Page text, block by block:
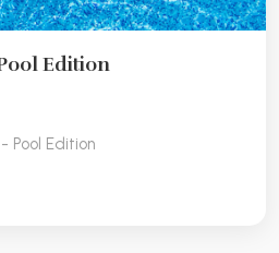
Edition
Pool Edition